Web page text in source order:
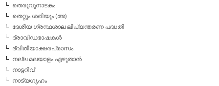
തെരുവുനാടകം
തെറ്റും ശരിയും (അ)
ദേശീയ ഗ്രന്ഥശാല ലിപ്യന്തരണ പദ്ധതി
ദ്രാവിഡഭാഷകള്‍
ദ്വിതീയാക്ഷരപ്രാസം
നല്ല മലയാളം എഴുതാന്‍
നാട്ടറിവ്
നാട്യഗൃഹം